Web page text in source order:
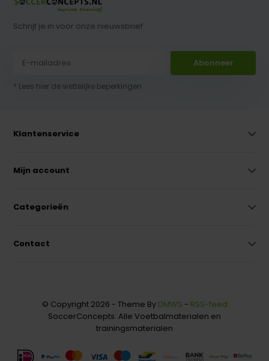
Schrijf je in voor onze nieuwsbrief
Abonneer
* Lees hier de wettelijke beperkingen
Klantenservice
Mijn account
Categorieën
Contact
© Copyright 2026 - Theme By DMWS - RSS-feed
SoccerConcepts: Alle Voetbalmaterialen en
trainingsmaterialen